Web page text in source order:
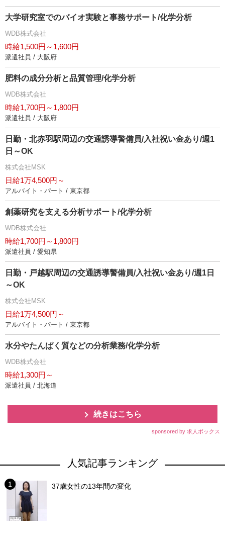
大学研究室でのバイオ実験と事務サポート/化学分析
WDB株式会社
時給1,500円～1,600円
派遣社員 / 大阪府
肥料の成分分析と品質管理/化学分析
WDB株式会社
時給1,700円～1,800円
派遣社員 / 大阪府
日勤・北赤羽駅周辺の交通誘導警備員/入社祝い金あり/週1
日～OK
株式会社MSK
日給1万4,500円～
アルバイト・パート / 東京都
創薬研究を支える分析サポート/化学分析
WDB株式会社
時給1,700円～1,800円
派遣社員 / 愛知県
日勤・戸越駅周辺の交通誘導警備員/入社祝い金あり/週1日
～OK
株式会社MSK
日給1万4,500円～
アルバイト・パート / 東京都
水分やたんぱく質などの分析業務/化学分析
WDB株式会社
時給1,300円～
派遣社員 / 北海道
続きはこちら
sponsored by 求人ボックス
人気記事ランキング
37歳女性の13年間の変化